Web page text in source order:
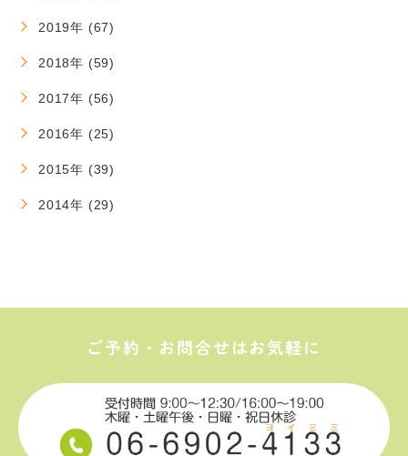
2019年 (67)
2018年 (59)
2017年 (56)
2016年 (25)
2015年 (39)
2014年 (29)
ご予約・お問合せはお気軽に